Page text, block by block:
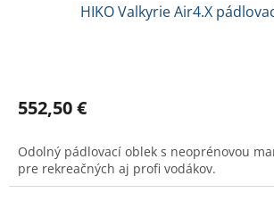
HIKO Valkyrie Air4.X
produktu
z
5
hviezdičiek.
552,50 €
Odolný pádlovací oblek s neoprénovou
pre rekreačných aj profi vodákov.